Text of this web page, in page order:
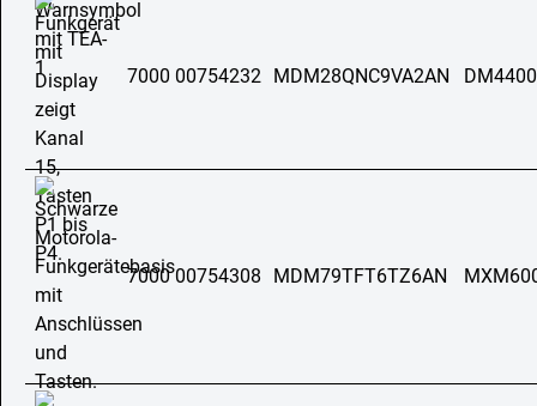
7000 00754232 MDM28QNC9VA2AN
7000 00754308 MDM79TFT6TZ6AN